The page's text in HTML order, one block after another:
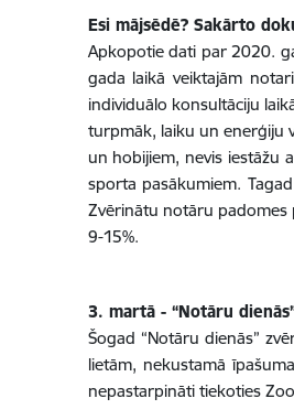
Esi mājsēdē? Sakārto
Apkopotie dati par 2020.
gada laikā veiktajām
individuālo konsultāciju
turpmāk, laiku un enerģiju
un hobijiem, nevis iestāžu
sporta pasākumiem.
Zvērinātu notāru padomes
9-15%.
3. martā - “Notāru
Šogad “Notāru dienās”
lietām, nekustamā
nepastarpināti tiekoties